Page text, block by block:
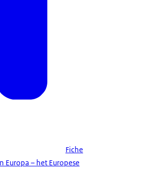
Fiche
Europa – het Europese